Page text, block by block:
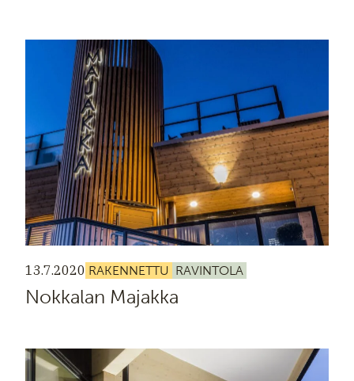
13.7.2020 RAKENNETTU RAVINTOLA
Nokkalan Majakka